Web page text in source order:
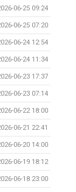
06-25 09:24
06-25 07:20
06-24 12:54
06-24 11:34
06-23 17:37
06-23 07:14
06-22 18:00
06-21 22:41
06-20 14:00
06-19 18:12
06-18 23:00